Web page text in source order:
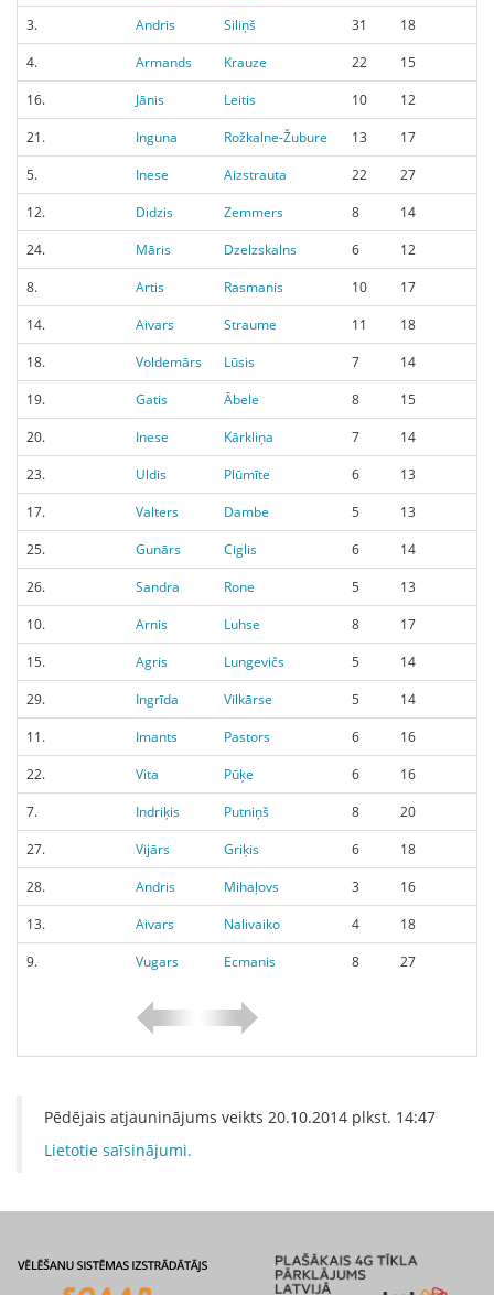
3.
Andris Siliņš 31
18
4.
Armands Krauze 22
15
16.
Jānis Leitis 10
12
21.
Inguna Rožkalne-Žubure 13
17
5.
Inese Aizstrauta 22
27
12.
Didzis Zemmers 8
14
24.
Māris Dzelzskalns 6
12
8.
Artis Rasmanis 10
17
14.
Aivars Straume 11
18
18.
Voldemārs Lūsis 7
14
19.
Gatis Ābele 8
15
20.
Inese Kārkliņa 7
14
23.
Uldis Plūmīte 6
13
17.
Valters Dambe 5
13
25.
Gunārs Ciglis 6
14
26.
Sandra Rone 5
13
10.
Arnis Luhse 8
17
15.
Agris Lungevičs 5
14
29.
Ingrīda Vilkārse 5
14
11.
Imants Pastors 6
16
22.
Vita Pūķe 6
16
7.
Indriķis Putniņš 8
20
27.
Vijārs Griķis 6
18
28.
Andris Mihaļovs 3
16
13.
Aivars Nalivaiko 4
18
9.
Vugars Ecmanis 8 27
Pēdējais atjauninājums veikts 20.10.2014 plkst. 14:47
Lietotie saīsinājumi.